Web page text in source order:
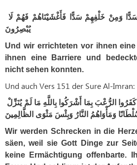
وَمِنْ خَلْفِهِمْ سَدًّا فَأَغْشَيْنَاهُمْ فَهُمْ لَا
يُبْصِرُونَ
Und wir errichteten vor ihnen
ihnen eine Barriere und
nicht sehen konnten.
Und auch Vers 151 der Sure Al-Imran:
الرُّعْبَ بِمَا أَشْرَكُوا بِاللَّهِ مَا لَمْ يُنَزِّلْ
وَمَأْوَاهُمُ النَّارُ وَبِئْسَ مَثْوَى الظَّالِمِينَ
Wir werden Schrecken in die
säen, weil sie Gott Dinge zur
keine Ermächtigung offenbarte.